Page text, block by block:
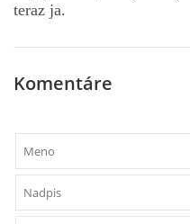
teraz ja.
Komentáre